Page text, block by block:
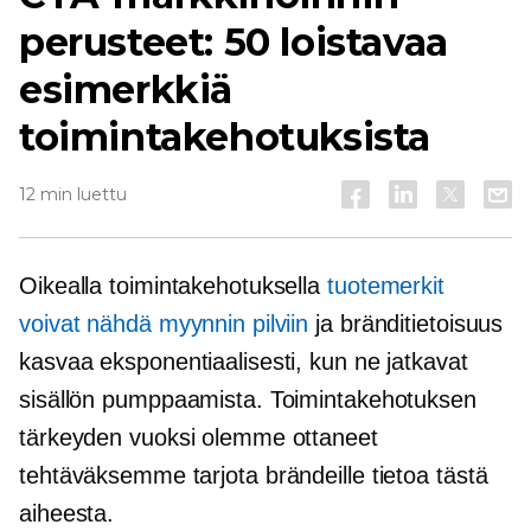
perusteet: 50 loistavaa
esimerkkiä
toimintakehotuksista
12 min luettu
Oikealla toimintakehotuksella tuotemerkit
voivat nähdä myynnin pilviin ja bränditietoisuus
kasvaa eksponentiaalisesti, kun ne jatkavat
sisällön pumppaamista. Toimintakehotuksen
tärkeyden vuoksi olemme ottaneet
tehtäväksemme tarjota brändeille tietoa tästä
aiheesta.